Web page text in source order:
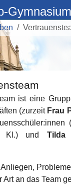
Gymnasium
ist eine
(zurzeit Frau
Kl.) und Tilda
Art an das Team